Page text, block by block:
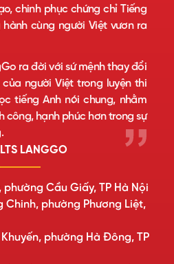
chinh phục chứng chỉ Tiếng
cùng người Việt vươn ra
ra đời với sứ mệnh thay đổi
người Việt trong luyện thi
tiếng Anh nói chung, nhằm
công, hạnh phúc hơn trong sự
LANGGO
phường Cầu Giấy, TP Hà Nội
Chinh, phường Phương Liệt,
phường Hà Đông, TP